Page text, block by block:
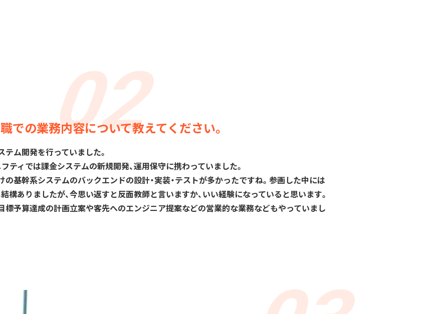
での業務内容について教えてください。
テム開発を行っていました。
ティでは課金システムの新規開発、運用保守に携わっていました。
の基幹系システムのバックエンドの設計・実装・テストが多かったですね。参画した中には
構ありましたが、今思い返すと反面教師と言いますか、いい経験になっていると思います。
標予算達成の計画立案や客先へのエンジニア提案などの営業的な業務などもやっていまし